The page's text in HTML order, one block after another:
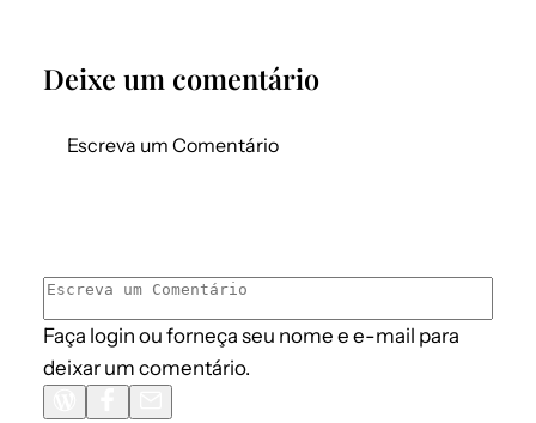
Deixe um comentário
Escreva um Comentário
Faça login ou forneça seu nome e e-mail para
deixar um comentário.